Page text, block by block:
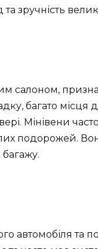
зручність
салоном,
багато місця
Мінівени
подорожей.
автомобіля та